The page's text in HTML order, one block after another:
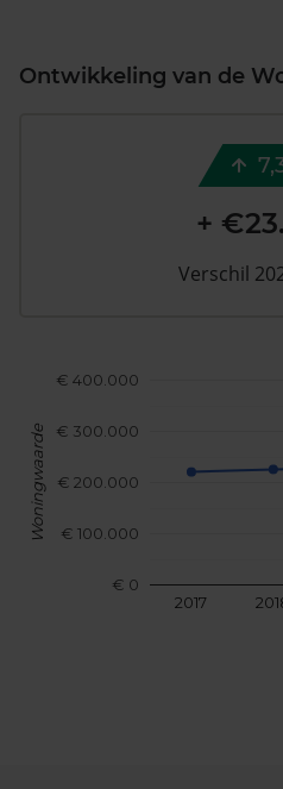
Ontwikkeling van de
2017
€ 0
€ 100.000
€ 200.000
€ 300.000
€ 400.000
Woningwaarde
+
Verschil